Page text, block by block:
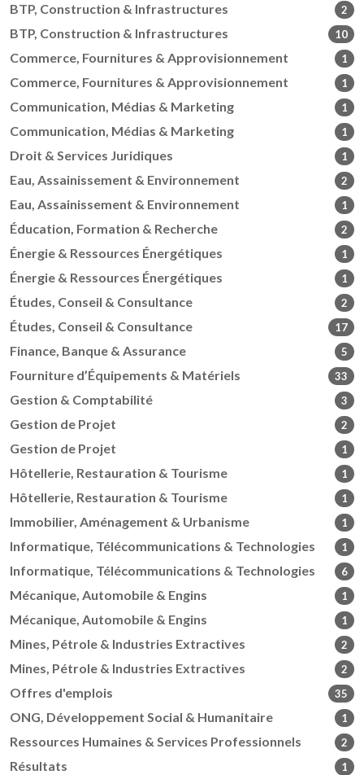
BTP, Construction & Infrastructures 2
BTP, Construction & Infrastructures 10
Commerce, Fournitures & Approvisionnement 1
Commerce, Fournitures & Approvisionnement 1
Communication, Médias & Marketing 1
Communication, Médias & Marketing 1
Droit & Services Juridiques 1
Eau, Assainissement & Environnement 2
Eau, Assainissement & Environnement 1
Éducation, Formation & Recherche 2
Énergie & Ressources Énergétiques 1
Énergie & Ressources Énergétiques 1
Études, Conseil & Consultance 2
Études, Conseil & Consultance 17
Finance, Banque & Assurance 5
Fourniture d’Équipements & Matériels 33
Gestion & Comptabilité 3
Gestion de Projet 2
Gestion de Projet 1
Hôtellerie, Restauration & Tourisme 1
Hôtellerie, Restauration & Tourisme 1
Immobilier, Aménagement & Urbanisme 1
Informatique, Télécommunications & Technologies 1
Informatique, Télécommunications & Technologies 6
Mécanique, Automobile & Engins 1
Mécanique, Automobile & Engins 1
Mines, Pétrole & Industries Extractives 2
Mines, Pétrole & Industries Extractives 2
Offres d'emplois 35
ONG, Développement Social & Humanitaire 1
Ressources Humaines & Services Professionnels 2
Résultats 1